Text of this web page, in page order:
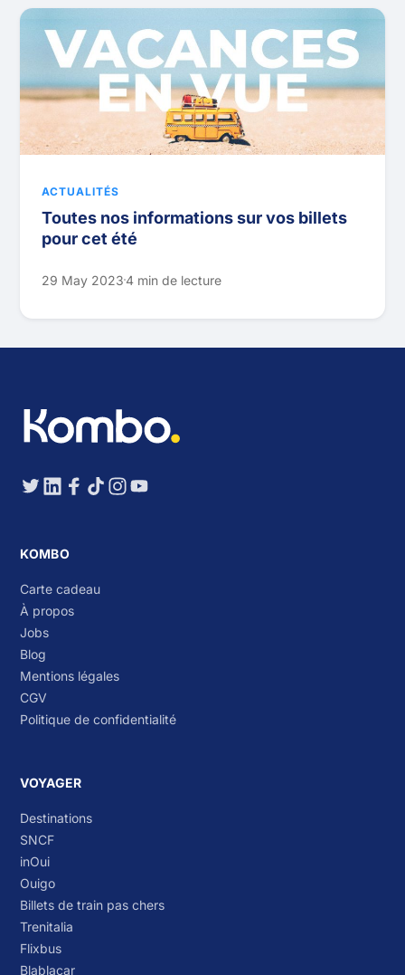
ACTUALITÉS
Toutes nos informations sur vos billets
pour cet été
29 May 20234 min de lecture
KOMBO
Carte cadeau
À propos
Jobs
Blog
Mentions légales
CGV
Politique de confidentialité
VOYAGER
Destinations
SNCF
inOui
Ouigo
Billets de train pas chers
Trenitalia
Flixbus
Blablacar